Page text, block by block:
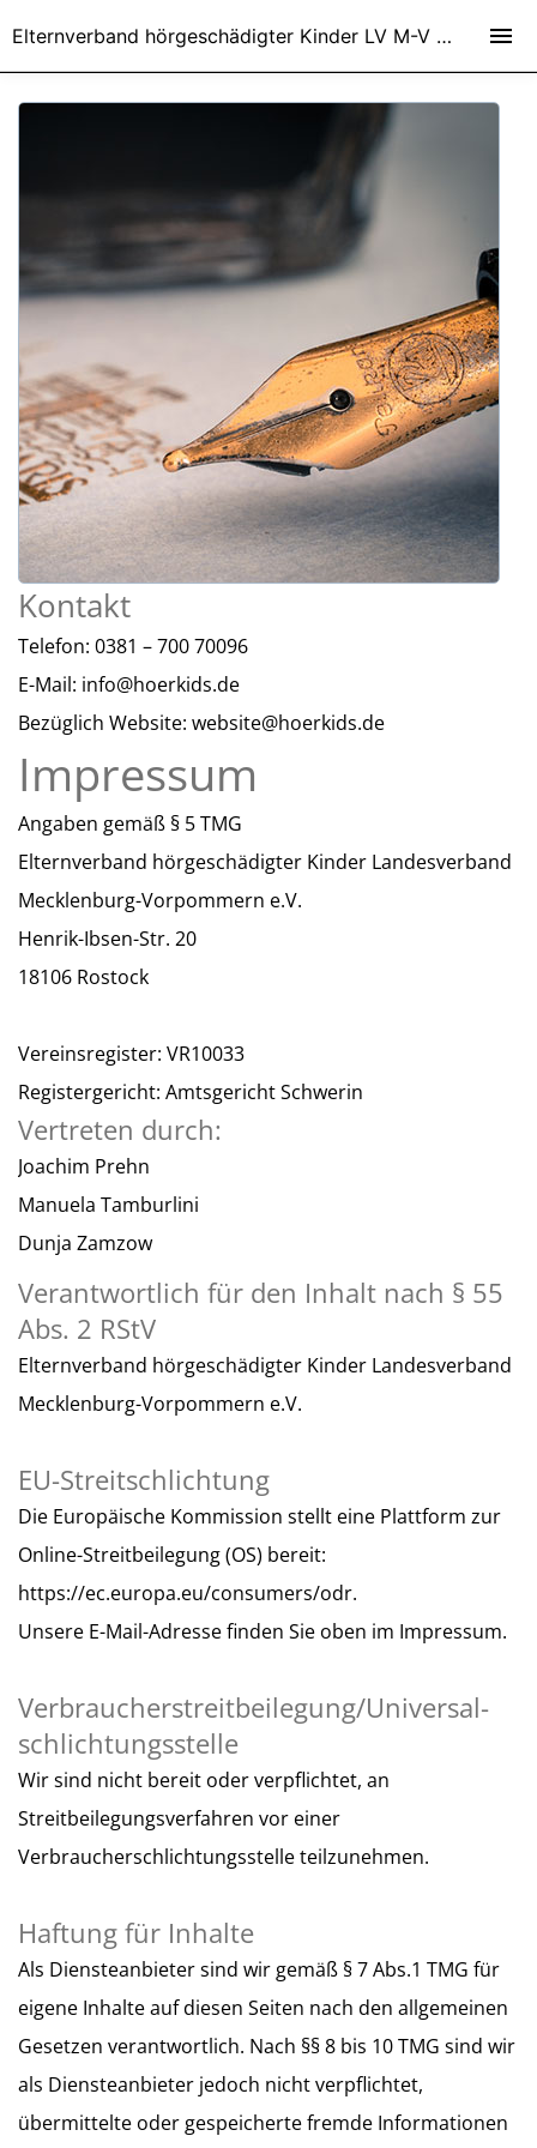
Kontakt
Telefon: 0381 – 700 70096
E-Mail: info@hoerkids.de
Bezüglich Website: website@hoerkids.de
Impressum
Angaben gemäß § 5 TMG
Elternverband hörgeschädigter Kinder Landesverband
Mecklenburg-Vorpommern e.V.
Henrik-Ibsen-Str. 20
18106 Rostock
Vereinsregister: VR10033
Registergericht: Amtsgericht Schwerin
Vertreten durch:
Joachim Prehn
Manuela Tamburlini
Dunja Zamzow
Verantwortlich für den Inhalt nach § 55
Abs. 2 RStV
Elternverband hörgeschädigter Kinder Landesverband
Mecklenburg-Vorpommern e.V.
EU-Streitschlichtung
Die Europäische Kommission stellt eine Plattform zur
Online-Streitbeilegung (OS) bereit:
https://ec.europa.eu/consumers/odr.
Unsere E-Mail-Adresse finden Sie oben im Impressum.
Verbraucher­streit­beilegung/Universal­
schlichtungs­stelle
Wir sind nicht bereit oder verpflichtet, an
Streitbeilegungsverfahren vor einer
Verbraucherschlichtungsstelle teilzunehmen.
Haftung für Inhalte
Als Diensteanbieter sind wir gemäß § 7 Abs.1 TMG für
eigene Inhalte auf diesen Seiten nach den allgemeinen
Gesetzen verantwortlich. Nach §§ 8 bis 10 TMG sind wir
als Diensteanbieter jedoch nicht verpflichtet,
übermittelte oder gespeicherte fremde Informationen
Elternverband hörgeschädigter Kinder LV M-V e.V.